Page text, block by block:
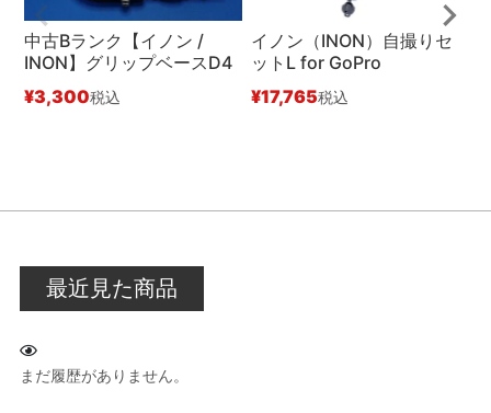
中古Bランク【イノン /
INON】グリップベースD4
¥3,300税込
イノン（INON）自撮りセ
ットL for GoPro
¥17,765税込
最近見た商品
まだ履歴がありません。